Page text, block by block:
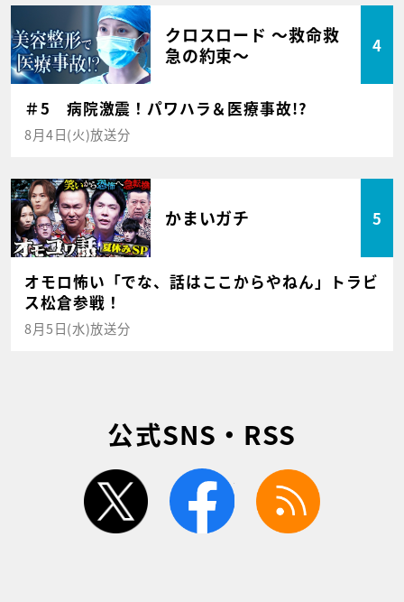
クロスロード ～救命救
急の約束～
4
＃5 病院激震！パワハラ＆医療事故!?
8月4日(火)放送分
かまいガチ 5
オモロ怖い「でな、話はここからやねん」トラビ
ス松倉参戦！
8月5日(水)放送分
公式SNS・RSS
twitter facebook